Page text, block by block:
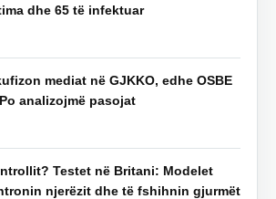
dhe 65 të infektuar
mediat në GJKKO, edhe OSBE
analizojmë pasojat
Testet në Britani: Modelet
njerëzit dhe të fshihnin gjurmët